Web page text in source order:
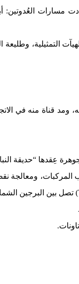
مسارات العُدوتين:
التمثيلية،
ومد قناة منه في
عِقدها “حديقة
ومعالجة